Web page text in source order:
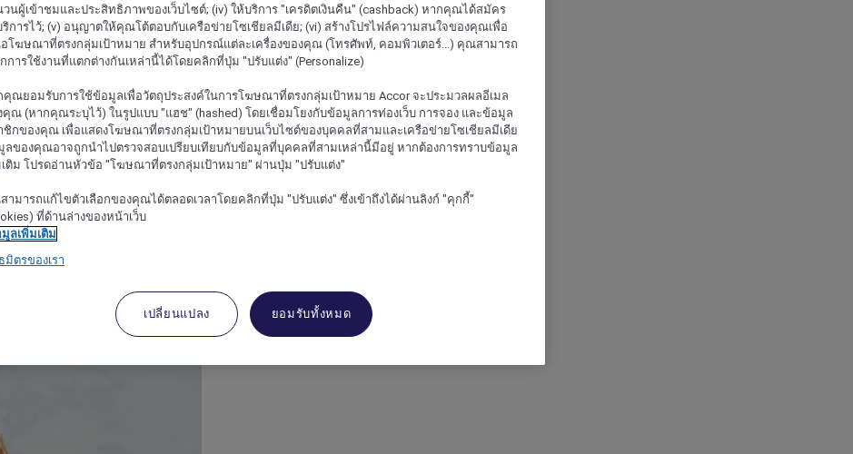
ของเมอร์เคียวเป็นเอกลักษณ์
วนผู้เข้าชมและประสิทธิภาพของเว็บไซต์; (iv) ให้บริการ "เครดิตเงินคืน" (cashback) หากคุณได้สมัคร
ริการไว้; (v) อนุญาตให้คุณโต้ตอบกับเครือข่ายโซเชียลมีเดีย; (vi) สร้างโปรไฟล์ความสนใจของคุณเพื่อ
อโฆษณาที่ตรงกลุ่มเป้าหมาย สำหรับอุปกรณ์แต่ละเครื่องของคุณ (โทรศัพท์, คอมพิวเตอร์...) คุณสามารถ
กการใช้งานที่แตกต่างกันเหล่านี้ได้โดยคลิกที่ปุ่ม "ปรับแต่ง" (Personalize)
คุณยอมรับการใช้ข้อมูลเพื่อวัตถุประสงค์ในการโฆษณาที่ตรงกลุ่มเป้าหมาย Accor จะประมวลผลอีเมล
คุณ (หากคุณระบุไว้) ในรูปแบบ "แฮช" (hashed) โดยเชื่อมโยงกับข้อมูลการท่องเว็บ การจอง และข้อมูล
ชิกของคุณ เพื่อแสดงโฆษณาที่ตรงกลุ่มเป้าหมายบนเว็บไซต์ของบุคคลที่สามและเครือข่ายโซเชียลมีเดีย
ลของคุณอาจถูกนำไปตรวจสอบเปรียบเทียบกับข้อมูลที่บุคคลที่สามเหล่านี้มีอยู่ หากต้องการทราบข้อมูล
เติม โปรดอ่านหัวข้อ "โฆษณาที่ตรงกลุ่มเป้าหมาย" ผ่านปุ่ม "ปรับแต่ง"
ามารถแก้ไขตัวเลือกของคุณได้ตลอดเวลาโดยคลิกที่ปุ่ม "ปรับแต่ง" ซึ่งเข้าถึงได้ผ่านลิงก์ "คุกกี้"
ที่ด้านล่างของหน้าเว็บ
ลเพิ่มเติม
ตรของเรา
เปลี่ยนแปลง ยอมรับทั้งหมด